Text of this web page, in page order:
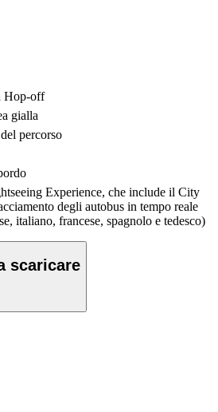
Hop-off
gialla
percorso
Experience, che include il City
degli autobus in tempo reale
italiano, francese, spagnolo e tedesco)
scaricare